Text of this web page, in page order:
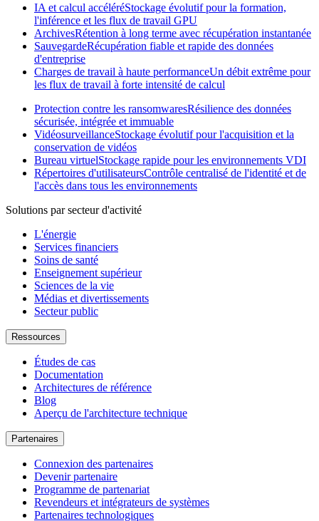
IA et calcul accéléréStockage évolutif pour la formation,
l'inférence et les flux de travail GPU
ArchivesRétention à long terme avec récupération instantanée
SauvegardeRécupération fiable et rapide des données
d'entreprise
Charges de travail à haute performanceUn débit extrême pour
les flux de travail à forte intensité de calcul
Protection contre les ransomwaresRésilience des données
sécurisée, intégrée et immuable
VidéosurveillanceStockage évolutif pour l'acquisition et la
conservation de vidéos
Bureau virtuelStockage rapide pour les environnements VDI
Répertoires d'utilisateursContrôle centralisé de l'identité et de
l'accès dans tous les environnements
Solutions par secteur d'activité
L'énergie
Services financiers
Soins de santé
Enseignement supérieur
Sciences de la vie
Médias et divertissements
Secteur public
Ressources
Études de cas
Documentation
Architectures de référence
Blog
Aperçu de l'architecture technique
Partenaires
Connexion des partenaires
Devenir partenaire
Programme de partenariat
Revendeurs et intégrateurs de systèmes
Partenaires technologiques